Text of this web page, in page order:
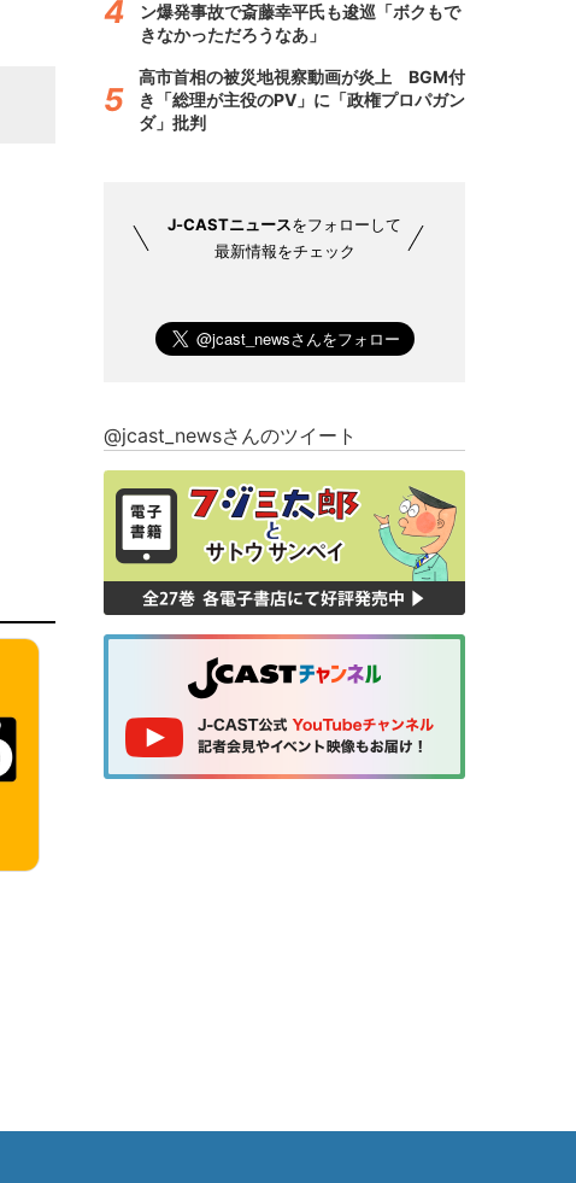
ン爆発事故で斎藤幸平氏も逡巡「ボクもで
きなかっただろうなあ」
高市首相の被災地視察動画が炎上 BGM付
き「総理が主役のPV」に「政権プロパガン
ダ」批判
J-CASTニュースをフォローして
最新情報をチェック
@jcast_newsさんのツイート